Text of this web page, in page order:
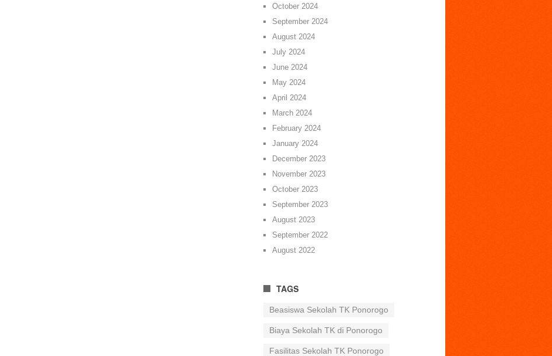
October 2024
September 2024
August 2024
July 2024
June 2024
May 2024
April 2024
March 2024
February 2024
January 2024
December 2023
November 2023
October 2023
September 2023
August 2023
September 2022
August 2022
TAGS
Beasiswa Sekolah TK Ponorogo
Biaya Sekolah TK di Ponorogo
Fasilitas Sekolah TK Ponorogo